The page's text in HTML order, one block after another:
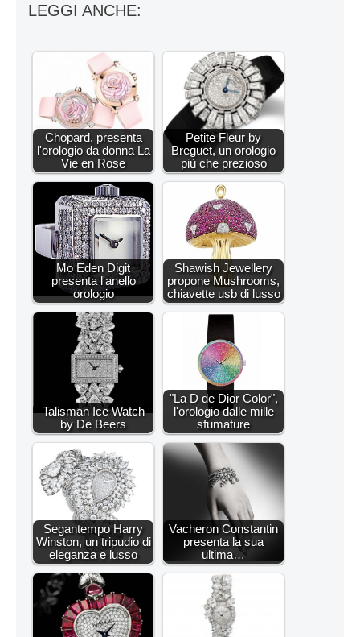
LEGGI ANCHE:
Chopard, presenta
l'orologio da donna La
Vie en Rose
Petite Fleur by
Breguet, un orologio
più che prezioso
Mo Eden Digit
presenta l'anello
orologio
Shawish Jewellery
propone Mushrooms,
chiavette usb di lusso
Talisman Ice Watch
by De Beers
"La D de Dior Color",
l'orologio dalle mille
sfumature
Segantempo Harry
Winston, un tripudio di
eleganza e lusso
Vacheron Constantin
presenta la sua
ultima…